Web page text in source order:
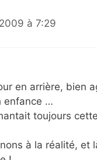
à 7:29
en arrière, bien
enfance …
toujours
à la réalité, et